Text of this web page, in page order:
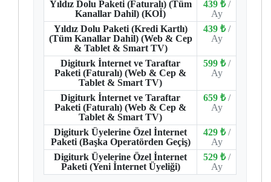
Yıldız Dolu Paketi (Faturalı) (Tüm
Kanallar Dahil) (KOİ)
439 ₺ /
Ay
Yıldız Dolu Paketi (Kredi Kartlı)
(Tüm Kanallar Dahil) (Web & Cep
& Tablet & Smart TV)
439 ₺ /
Ay
Digiturk İnternet ve Taraftar
Paketi (Faturalı) (Web & Cep &
Tablet & Smart TV)
599 ₺ /
Ay
Digiturk İnternet ve Taraftar
Paketi (Faturalı) (Web & Cep &
Tablet & Smart TV)
659 ₺ /
Ay
Digiturk Üyelerine Özel İnternet
Paketi (Başka Operatörden Geçiş)
429 ₺ /
Ay
Digiturk Üyelerine Özel İnternet
Paketi (Yeni İnternet Üyeliği)
529 ₺ /
Ay